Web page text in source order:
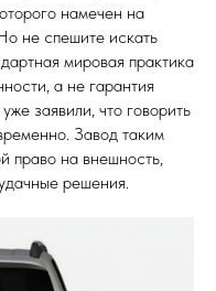
намечен на
не спешите искать
мировая практика
а не гарантия
заявили, что говорить
Завод таким
право на внешность,
решения.